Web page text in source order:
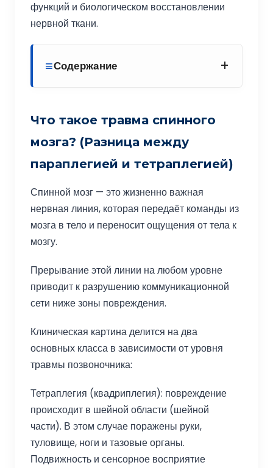
функций и биологическом восстановлении
нервной ткани.
Содержание +
Что такое травма спинного
мозга? (Разница между
параплегией и тетраплегией)
Спинной мозг — это жизненно важная
нервная линия, которая передаёт команды из
мозга в тело и переносит ощущения от тела к
мозгу.
Прерывание этой линии на любом уровне
приводит к разрушению коммуникационной
сети ниже зоны повреждения.
Клиническая картина делится на два
основных класса в зависимости от уровня
травмы позвоночника:
Тетраплегия (квадриплегия): повреждение
происходит в шейной области (шейной
части). В этом случае поражены руки,
туловище, ноги и тазовые органы.
Подвижность и сенсорное восприятие